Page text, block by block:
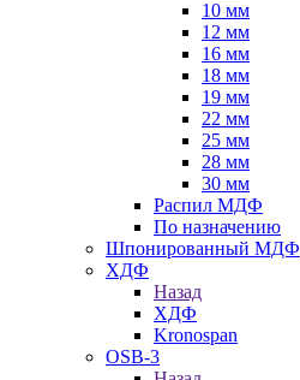
10 мм
12 мм
16 мм
18 мм
19 мм
22 мм
25 мм
28 мм
30 мм
Распил МДФ
По назначению
Шпонированный МДФ
ХДФ
Назад
ХДФ
Kronospan
OSB-3